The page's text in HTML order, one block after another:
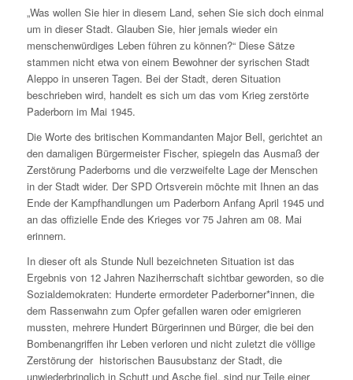
„Was wollen Sie hier in diesem Land, sehen Sie sich doch einmal
um in dieser Stadt. Glauben Sie, hier jemals wieder ein
menschenwürdiges Leben führen zu können?“ Diese Sätze
stammen nicht etwa von einem Bewohner der syrischen Stadt
Aleppo in unseren Tagen. Bei der Stadt, deren Situation
beschrieben wird, handelt es sich um das vom Krieg zerstörte
Paderborn im Mai 1945.
Die Worte des britischen Kommandanten Major Bell, gerichtet an
den damaligen Bürgermeister Fischer, spiegeln das Ausmaß der
Zerstörung Paderborns und die verzweifelte Lage der Menschen
in der Stadt wider. Der SPD Ortsverein möchte mit Ihnen an das
Ende der Kampfhandlungen um Paderborn Anfang April 1945 und
an das offizielle Ende des Krieges vor 75 Jahren am 08. Mai
erinnern.
In dieser oft als Stunde Null bezeichneten Situation ist das
Ergebnis von 12 Jahren Naziherrschaft sichtbar geworden, so die
Sozialdemokraten: Hunderte ermordeter Paderborner*innen, die
dem Rassenwahn zum Opfer gefallen waren oder emigrieren
mussten, mehrere Hundert Bürgerinnen und Bürger, die bei den
Bombenangriffen ihr Leben verloren und nicht zuletzt die völlige
Zerstörung der historischen Bausubstanz der Stadt, die
unwiederbringlich in Schutt und Asche fiel, sind nur Teile einer